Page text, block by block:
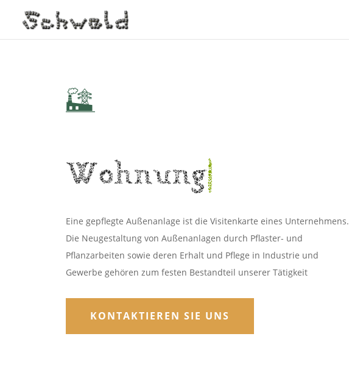
Wohnungsbau
Eine gepflegte Außenanlage ist die Visitenkarte eines Unternehmens.
Die Neugestaltung von Außenanlagen durch Pflaster- und
Pflanzarbeiten sowie deren Erhalt und Pflege in Industrie und
Gewerbe gehören zum festen Bestandteil unserer Tätigkeit
KONTAKTIEREN SIE UNS